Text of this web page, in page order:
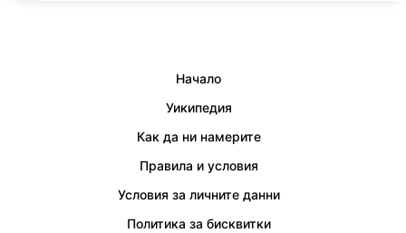
Начало
Уикипедия
Как да ни намерите
Правила и условия
Условия за личните данни
Политика за бисквитки